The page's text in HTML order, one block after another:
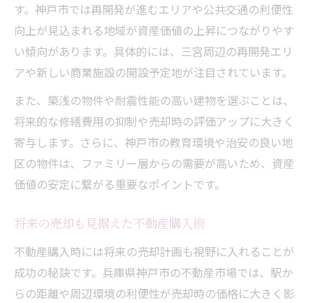
す。神戸市では再開発が進むエリアや公共交通の利便性
向上が見込まれる地域が資産価値の上昇につながりやす
い傾向があります。具体的には、三宮周辺の再開発エリ
アや新しい商業施設の開設予定地が注目されています。
また、築浅の物件や耐震性能の高い建物を選ぶことは、
将来的な修繕費用の抑制や売却時の評価アップに大きく
寄与します。さらに、神戸市の教育環境や治安の良い地
区の物件は、ファミリー層からの需要が高いため、資産
価値の安定に繋がる重要なポイントです。
将来の売却も見据えた不動産購入術
不動産購入時には将来の売却計画も視野に入れることが
成功の秘訣です。兵庫県神戸市の不動産市場では、駅か
らの距離や周辺環境の利便性が売却時の価格に大きく影